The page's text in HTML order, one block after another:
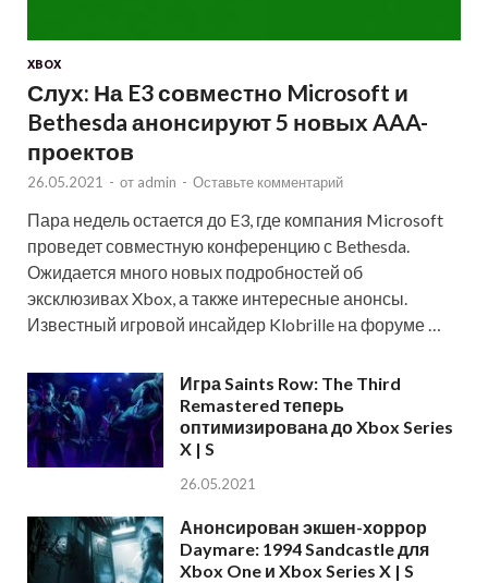
XBOX
Слух: На E3 совместно Microsoft и
Bethesda анонсируют 5 новых AAA-
проектов
26.05.2021 - от admin - Оставьте комментарий
Пара недель остается до E3, где компания Microsoft
проведет совместную конференцию с Bethesda.
Ожидается много новых подробностей об
эксклюзивах Xbox, а также интересные анонсы.
Известный игровой инсайдер Klobrille на форуме …
Игра Saints Row: The Third
Remastered теперь
оптимизирована до Xbox Series
X | S
26.05.2021
Анонсирован экшен-хоррор
Daymare: 1994 Sandcastle для
Xbox One и Xbox Series X | S